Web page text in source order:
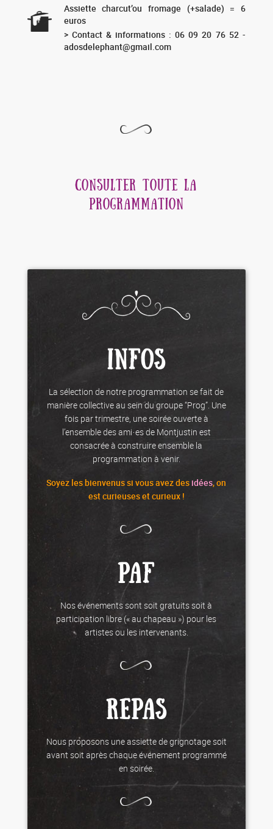
Assiette charcut’ou fromage (+salade) = 6
euros
> Contact & informations : 06 09 20 76 52 -
adosdelephant@gmail.com
CONSULTER TOUTE LA
PROGRAMMATION
INFOS
La sélection de notre programmation se fait de
manière collective au sein du groupe “Prog”. Une
fois par trimestre, une soirée ouverte à
l’ensemble des ami·es de Montjustin est
consacrée à construire ensemble la
programmation à venir.
Soyez lesbienvenussi vous avez des idées, on
est curieuses et curieux !
PAF
Nos événements sont soit gratuits soit à
participation libre (« au chapeau ») pour les
artistes ou les intervenants.
REPAS
Nous proposons une assiette de grignotage soit
avant soit après chaque événement programmé
en soirée.